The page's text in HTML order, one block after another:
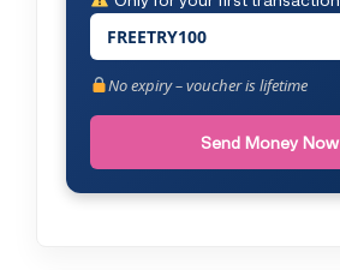
FREETRY100
No expiry – voucher is lifetime
Send Money Now